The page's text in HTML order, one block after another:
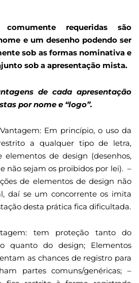
requeridas são
e um desenho podendo ser
sob as formas nominativa e
sob a apresentação mista.
de cada apresentação
por nome e “logo”.
Em princípio, o uso da
a qualquer tipo de letra,
elementos de design (desenhos,
não sejam os proibidos por lei). –
de elementos de design não
daí se um concorrente os imita
desta prática fica dificultada.
tem proteção tanto do
quanto do design; Elementos
as chances de registro para
partes comuns/genéricas; –